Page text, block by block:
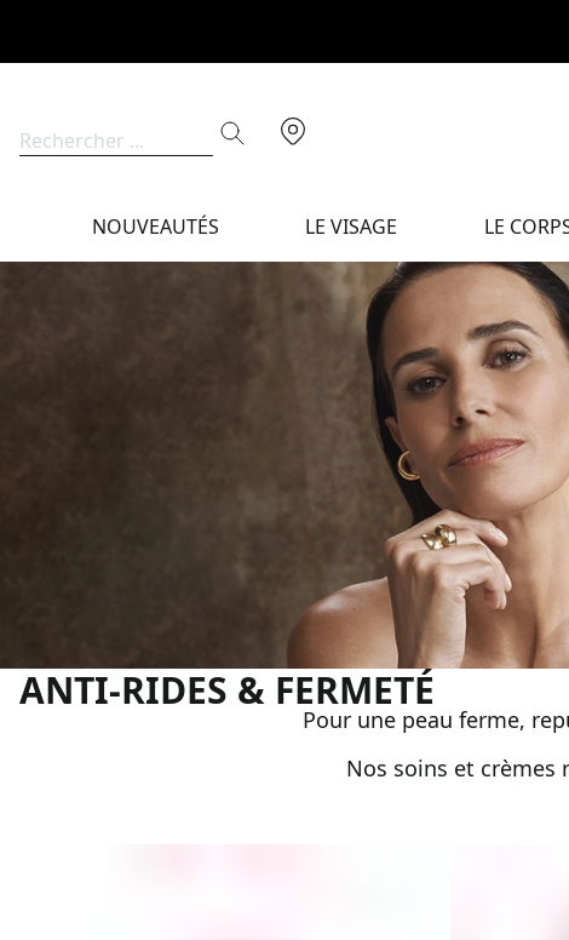
NOUVEAUTÉS LE VISAGE LE
ANTI-RIDES & FERMETÉ
Pour une peau ferme,
Nos soins et